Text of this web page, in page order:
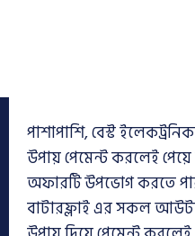
পাশাপাশি, বেস্ট
উপায় পেমেন্ট করলেই পেয়ে
অফারটি উপভোগ করতে
বাটারফ্লাই এর সকল